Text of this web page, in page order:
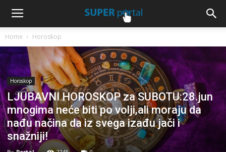
Home Horoskop
Horoskop
LJUBAVNI HOROSKOP za SUBOTU:28.jun
mnogima neće biti po volji,ali moraju da
nađu načina da iz svega izađu jači i
snažniji!